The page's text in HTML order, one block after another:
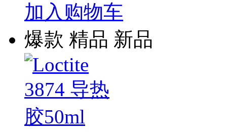
加入购物车
爆款 精品 新品